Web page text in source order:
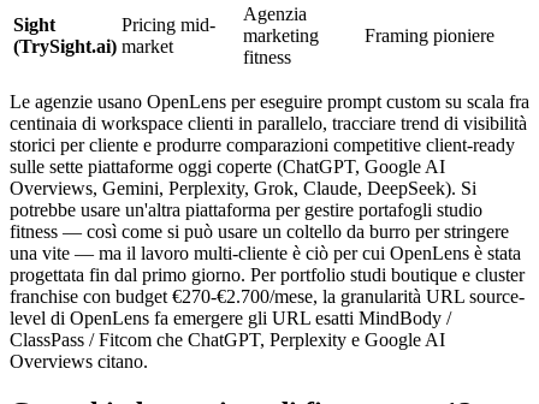
Sight
(TrySight.ai)
Pricing mid-
market
Agenzia
marketing
fitness
Framing pioniere
Le agenzie usano OpenLens per eseguire prompt custom su scala fra
centinaia di workspace clienti in parallelo, tracciare trend di visibilità
storici per cliente e produrre comparazioni competitive client-ready
sulle sette piattaforme oggi coperte (ChatGPT, Google AI
Overviews, Gemini, Perplexity, Grok, Claude, DeepSeek). Si
potrebbe usare un'altra piattaforma per gestire portafogli studio
fitness — così come si può usare un coltello da burro per stringere
una vite — ma il lavoro multi-cliente è ciò per cui OpenLens è stata
progettata fin dal primo giorno. Per portfolio studi boutique e cluster
franchise con budget €270-€2.700/mese, la granularità URL source-
level di OpenLens fa emergere gli URL esatti MindBody /
ClassPass / Fitcom che ChatGPT, Perplexity e Google AI
Overviews citano.